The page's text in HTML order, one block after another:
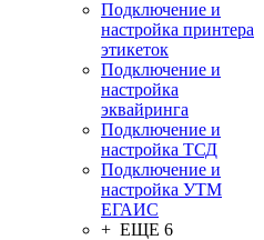
Подключение и
настройка принтера
этикеток
Подключение и
настройка
эквайринга
Подключение и
настройка ТСД
Подключение и
настройка УТМ
ЕГАИС
+ ЕЩЕ 6